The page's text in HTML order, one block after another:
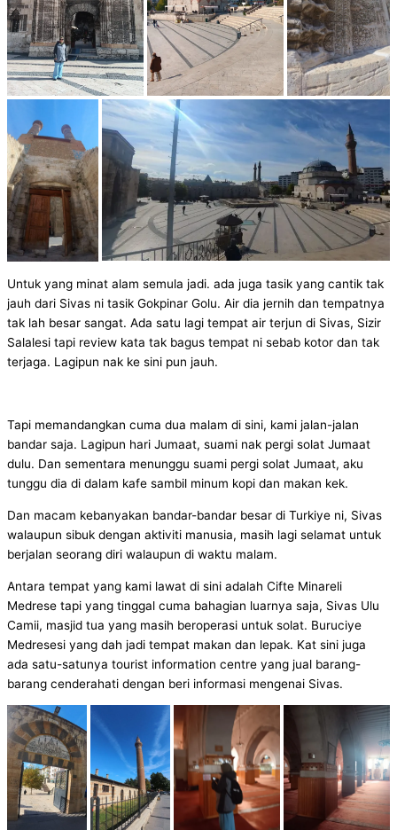
Untuk yang minat alam semula jadi. ada juga tasik yang cantik tak
jauh dari Sivas ni tasik Gokpinar Golu. Air dia jernih dan tempatnya
tak lah besar sangat. Ada satu lagi tempat air terjun di Sivas, Sizir
Salalesi tapi review kata tak bagus tempat ni sebab kotor dan tak
terjaga. Lagipun nak ke sini pun jauh.
Tapi memandangkan cuma dua malam di sini, kami jalan-jalan
bandar saja. Lagipun hari Jumaat, suami nak pergi solat Jumaat
dulu. Dan sementara menunggu suami pergi solat Jumaat, aku
tunggu dia di dalam kafe sambil minum kopi dan makan kek.
Dan macam kebanyakan bandar-bandar besar di Turkiye ni, Sivas
walaupun sibuk dengan aktiviti manusia, masih lagi selamat untuk
berjalan seorang diri walaupun di waktu malam.
Antara tempat yang kami lawat di sini adalah Cifte Minareli
Medrese tapi yang tinggal cuma bahagian luarnya saja, Sivas Ulu
Camii, masjid tua yang masih beroperasi untuk solat. Buruciye
Medresesi yang dah jadi tempat makan dan lepak. Kat sini juga
ada satu-satunya tourist information centre yang jual barang-
barang cenderahati dengan beri informasi mengenai Sivas.